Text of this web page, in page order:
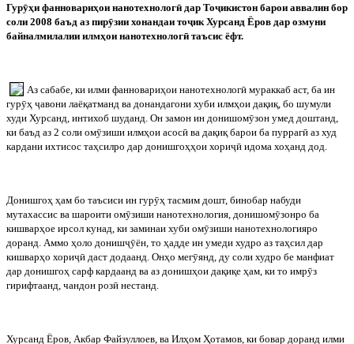
Гурӯҳи фанновариҳои нанотехнологӣ дар Тоҷикистон барои аввалин бор
соли 2008 баъд аз пирӯзии хонандаи тоҷик Хурсанд Ёров дар озмуни
байналмилалии илмҳои нанотехнологӣ таъсис ёфт.
Аз сабабе, ки илми фанновариҳои нанотехнологӣ мураккаб аст, ба ин
гурӯҳ ҷавони лаёқатманд ва донандагони хуби илмҳои дақиқ, бо шумули
худи Хурсанд, интихоб шуданд. Он замон ин донишомӯзон умед доштанд,
ки баъд аз 2 соли омӯзиши илмҳои асосӣ ва дақиқ барои ба пуррагӣ аз худ
кардани ихтисос таҳсилро дар донишгоҳҳои хориҷӣ идома хоҳанд дод.
Донишгоҳ ҳам бо таъсиси ин гурӯҳ тасмим дошт, бинобар набуди
мутахассис ва шароити омӯзиши нанотехнология, донишомӯзонро ба
кишварҳое ирсол кунад, ки заминаи хуби омӯзиши нанотехнологияро
доранд. Аммо ҳоло донишҷӯён, то ҳадде ин умеди худро аз таҳсил дар
кишварҳо хориҷӣ даст додаанд. Онҳо мегӯянд, ду соли худро бе манфиат
дар донишгоҳ сарф кардаанд ва аз донишҳои дақиқе ҳам, ки то имрӯз
гирифтаанд, чандон розӣ нестанд.
Хурсанд Ёров, Акбар Файзуллоев, ва Илҳом Ҳотамов, ки бовар доранд илми